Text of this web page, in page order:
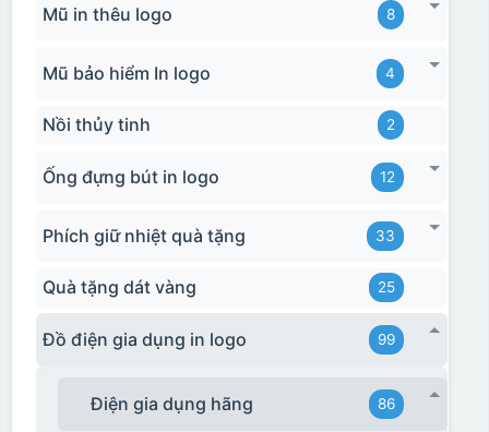
Mũ in thêu logo 8
Mũ bảo hiểm In logo 4
Nồi thủy tinh 2
Ống đựng bút in logo 12
Phích giữ nhiệt quà tặng 33
Quà tặng dát vàng 25
Đồ điện gia dụng in logo 99
Điện gia dụng hãng 86